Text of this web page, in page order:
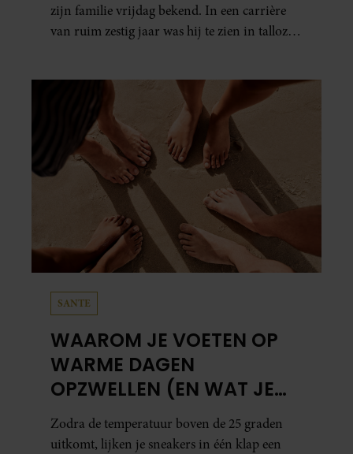
zijn familie vrijdag bekend. In een carrière
van ruim zestig jaar was hij te zien in talloze
SANTE
WAAROM JE VOETEN OP
WARME DAGEN
OPZWELLEN (EN WAT JE
ERAAN KUNT DOEN)
Zodra de temperatuur boven de 25 graden
uitkomt, lijken je sneakers in één klap een